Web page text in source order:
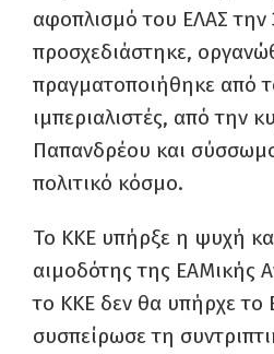
αφοπλισμό του ΕΛΑΣ την
προσχεδιάστηκε,
πραγματοποιήθηκε από
ιμπεριαλιστές, από την
Παπανδρέου και
πολιτικό κόσμο.
Το ΚΚΕ υπήρξε η ψυχή
αιμοδότης της ΕΑΜικής
το ΚΚΕ δεν θα υπήρχε το
συσπείρωσε τη